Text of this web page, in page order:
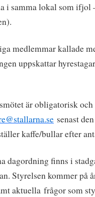
i samma lokal som ifjol
medlemmar kallade
uppskattar
är obligatorisk och
senast
kaffe/bullar efter
dagordning finns i
Styrelsen kommer på
aktuella frågor som